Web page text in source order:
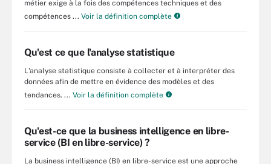
métier exige à la fois des compétences techniques et des
compétences ... Voir la définition complète
Qu'est ce que l'analyse statistique
L'analyse statistique consiste à collecter et à interpréter des
données afin de mettre en évidence des modèles et des
tendances. ... Voir la définition complète
Qu'est-ce que la business intelligence en libre-
service (BI en libre-service) ?
La business intelligence (BI) en libre-service est une approche